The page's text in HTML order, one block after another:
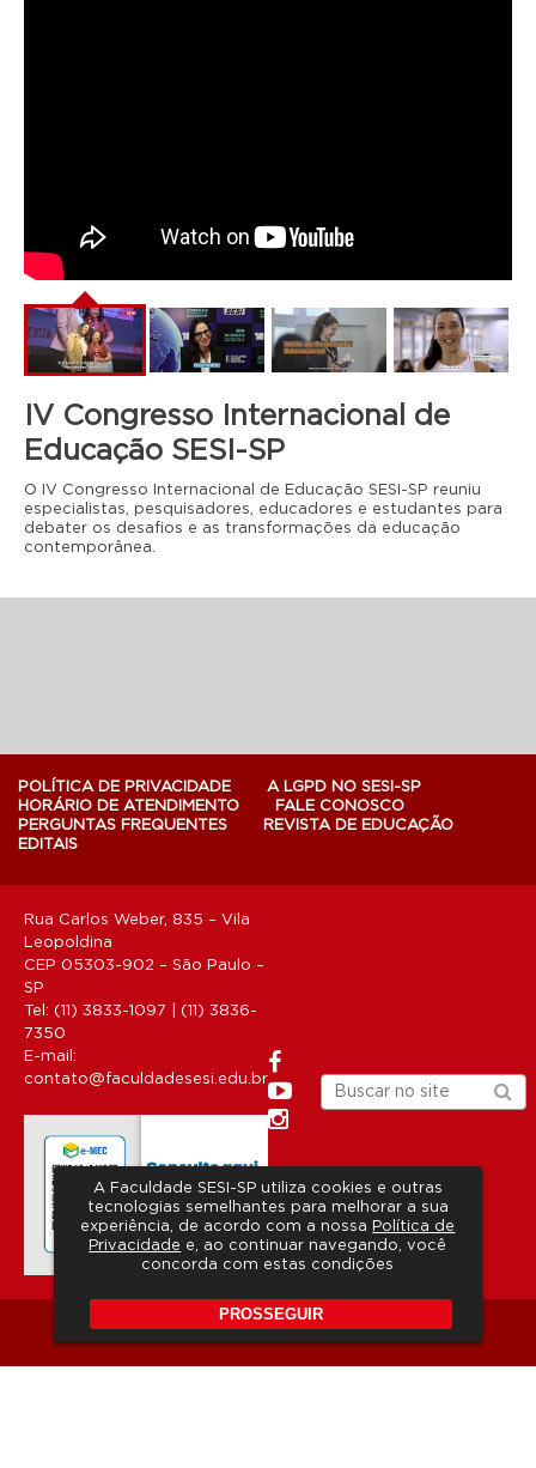
IV Congresso Internacional de
Educação SESI-SP
O IV Congresso Internacional de Educação SESI-SP reuniu
especialistas, pesquisadores, educadores e estudantes para
debater os desafios e as transformações da educação
contemporânea.
POLÍTICA DE PRIVACIDADE
A LGPD NO SESI-SP
HORÁRIO DE ATENDIMENTO
FALE CONOSCO
PERGUNTAS FREQUENTES
REVISTA DE EDUCAÇÃO
EDITAIS
Rua Carlos Weber, 835 – Vila
Leopoldina
CEP 05303-902 – São Paulo –
SP
Tel: (11) 3833-1097 | (11) 3836-
7350
E-mail:
contato@faculdadesesi.edu.br
Copyright 2026 © Todos os direitos reservados.
A Faculdade SESI-SP utiliza cookies e outras
tecnologias semelhantes para melhorar a sua
experiência, de acordo com a nossa Política de
Privacidade e, ao continuar navegando, você
concorda com estas condições
PROSSEGUIR